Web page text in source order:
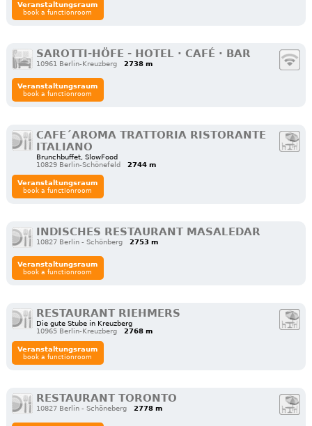
Veranstaltungsraum
book a functionroom
SAROTTI-HÖFE - HOTEL · CAFÉ · BAR
10961 Berlin-Kreuzberg 2738 m
Veranstaltungsraum
book a functionroom
CAFE´AROMA TRATTORIA RISTORANTE
ITALIANO
Brunchbuffet, SlowFood
10829 Berlin-Schönefeld
2744 m
Veranstaltungsraum
book a functionroom
INDISCHES RESTAURANT MASALEDAR
10827 Berlin - Schönberg 2753 m
Veranstaltungsraum
book a functionroom
RESTAURANT RIEHMERS
Die gute Stube in Kreuzberg
10965 Berlin-Kreuzberg
2768 m
Veranstaltungsraum
book a functionroom
RESTAURANT TORONTO
10827 Berlin - Schöneberg 2778 m